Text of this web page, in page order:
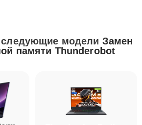
модели Замен
памяти Thunderobot